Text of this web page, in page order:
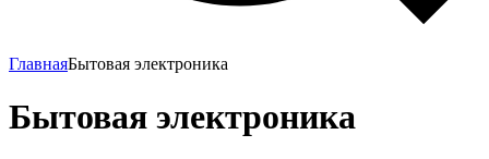
ГлавнаяБытовая электроника
Бытовая электроника